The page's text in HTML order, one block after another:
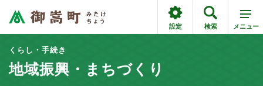
設定 検索 メニュー
くらし・手続き
地域振興・まちづくり